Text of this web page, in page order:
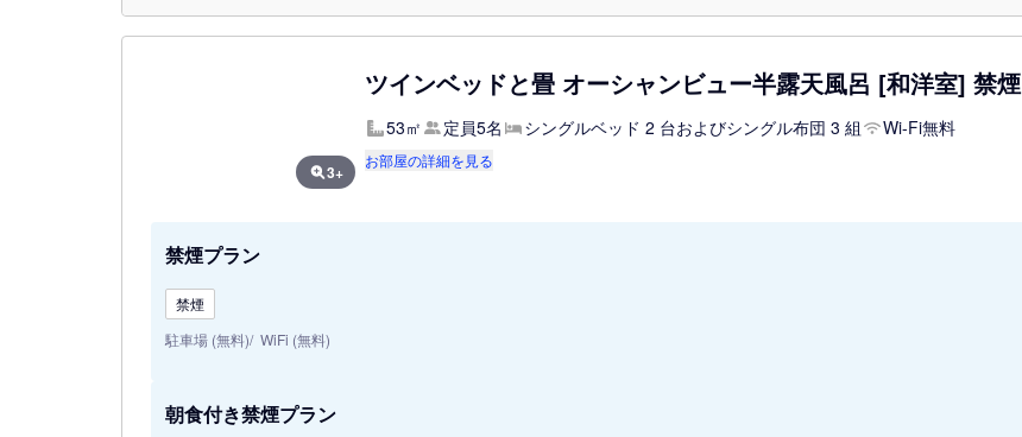
3+
ツインベッドと畳 オーシャンビュー半露天風呂 [和洋室] 禁煙
53㎡ 定員5名 シングルベッド 2 台およびシングル布団 3 組 Wi-Fi無料
お部屋の詳細を見る
禁煙プラン
禁煙
駐車場 (無料) WiFi (無料)
朝食付き禁煙プラン